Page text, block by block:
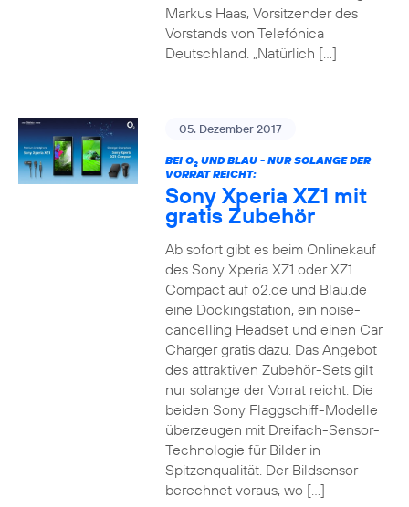
Markus Haas, Vorsitzender des
Vorstands von Telefónica
Deutschland. „Natürlich […]
05. Dezember 2017
BEI O2UND BLAU - NUR SOLANGE DER
VORRAT REICHT:
Sony Xperia XZ1 mit
gratis Zubehör
Ab sofort gibt es beim Onlinekauf
des Sony Xperia XZ1 oder XZ1
Compact auf o2.de und Blau.de
eine Dockingstation, ein noise-
cancelling Headset und einen Car
Charger gratis dazu. Das Angebot
des attraktiven Zubehör-Sets gilt
nur solange der Vorrat reicht. Die
beiden Sony Flaggschiff-Modelle
überzeugen mit Dreifach-Sensor-
Technologie für Bilder in
Spitzenqualität. Der Bildsensor
berechnet voraus, wo […]